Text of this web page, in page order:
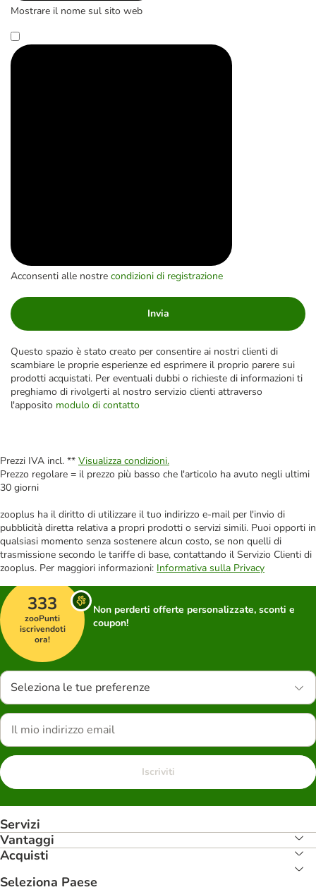
Mostrare il nome sul sito web
Acconsenti alle nostre condizioni di registrazione
Invia
Questo spazio è stato creato per consentire ai nostri clienti di
scambiare le proprie esperienze ed esprimere il proprio parere sui
prodotti acquistati. Per eventuali dubbi o richieste di informazioni ti
preghiamo di rivolgerti al nostro servizio clienti attraverso
l'apposito modulo di contatto
Prezzi IVA incl. ** Visualizza condizioni.
Prezzo regolare = il prezzo più basso che l'articolo ha avuto negli ultimi
30 giorni
zooplus ha il diritto di utilizzare il tuo indirizzo e-mail per l'invio di
pubblicità diretta relativa a propri prodotti o servizi simili. Puoi opporti in
qualsiasi momento senza sostenere alcun costo, se non quelli di
trasmissione secondo le tariffe di base, contattando il Servizio Clienti di
zooplus. Per maggiori informazioni: Informativa sulla Privacy
333
zooPunti
iscrivendoti
ora!
Non perderti offerte personalizzate, sconti e
coupon!
Seleziona le tue preferenze
Iscriviti
Servizi
Vantaggi
Acquisti
Seleziona Paese